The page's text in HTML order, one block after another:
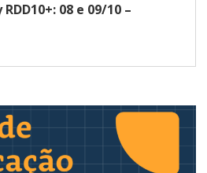
08 e 09/10 –